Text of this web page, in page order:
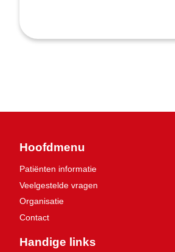
Hoofdmenu
Patiënten informatie
Veelgestelde vragen
Organisatie
Contact
Handige links